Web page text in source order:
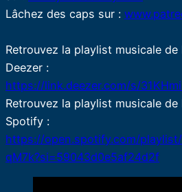
Lâchez des caps sur :
Retrouvez la playlist musicale
Deezer :
https://link.deezer.com/s/
Retrouvez la playlist musicale
Spotify :
https://open.spotify.com/
qM7k?si=59043d0e5af24d2f